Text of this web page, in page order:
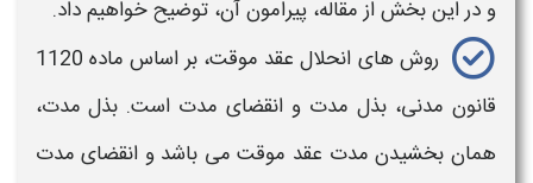
و در این بخش از مقاله، پیرامون آن، توضیح خواهیم داد.
روش های انحلال عقد موقت،
بر اساس ماده 1120
قانون مدنی، بذل مدت و انقضای مدت است. بذل مدت،
همان بخشیدن مدت عقد موقت می باشد و انقضای مدت